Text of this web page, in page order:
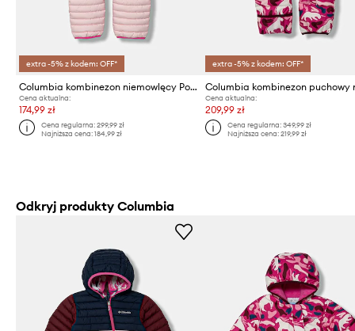
extra -5% z kodem: OFF*
Columbia kombinezon niemowlęcy Powder Lite Reversible Bunting
Cena aktualna:
174,99 zł
Cena regularna:299,99 zł
Najniższa cena:184,99 zł
extra -5% z kodem: OFF*
Cena aktualna:
209,99 zł
Cena regularna: 349,99 zł
Najniższa cena: 219,99 zł
Odkryj produkty Columbia